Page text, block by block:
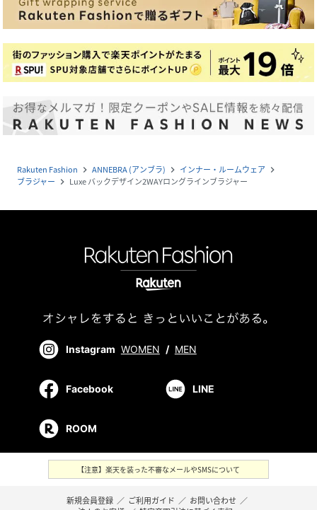
Rakuten Fashion navigate_next ANNEBRA (アンブラ) navigate_next インナー・ルームウェア navigate_next
ブラジャー navigate_next Luxe バックデザイン2WAYロングラインブラジャー
Instagram WOMEN / MEN
Facebook LINE
ROOM
【注意】楽天を装った不審なメールやSMSについて
新規会員登録 ／ ご利用ガイド ／ お問い合わせ ／